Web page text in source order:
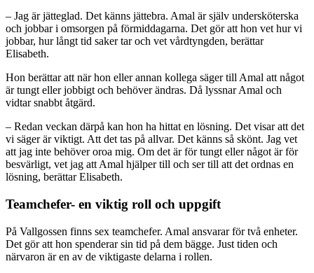
– Jag är jätteglad. Det känns jättebra. Amal är själv undersköterska
och jobbar i omsorgen på förmiddagarna. Det gör att hon vet hur vi
jobbar, hur långt tid saker tar och vet vårdtyngden, berättar
Elisabeth.
Hon berättar att när hon eller annan kollega säger till Amal att något
är tungt eller jobbigt och behöver ändras. Då lyssnar Amal och
vidtar snabbt åtgärd.
– Redan veckan därpå kan hon ha hittat en lösning. Det visar att det
vi säger är viktigt. Att det tas på allvar. Det känns så skönt. Jag vet
att jag inte behöver oroa mig. Om det är för tungt eller något är för
besvärligt, vet jag att Amal hjälper till och ser till att det ordnas en
lösning, berättar Elisabeth.
Teamchefer- en viktig roll och uppgift
På Vallgossen finns sex teamchefer. Amal ansvarar för två enheter.
Det gör att hon spenderar sin tid på dem bägge. Just tiden och
närvaron är en av de viktigaste delarna i rollen.